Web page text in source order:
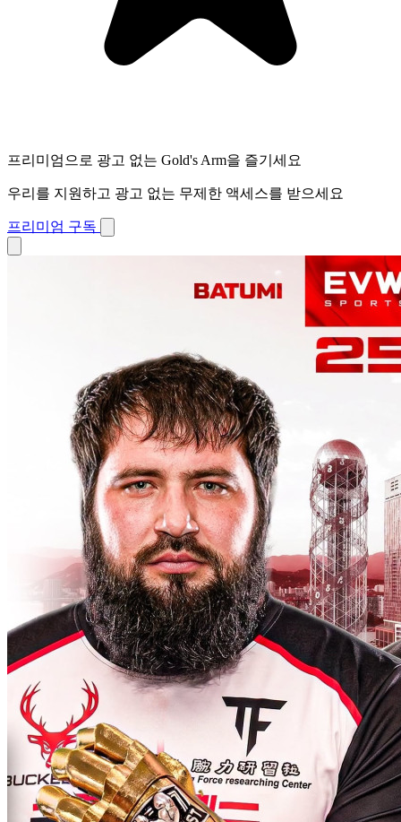
프리미엄으로 광고 없는 Gold's Arm을 즐기세요
우리를 지원하고 광고 없는 무제한 액세스를 받으세요
프리미엄 구독